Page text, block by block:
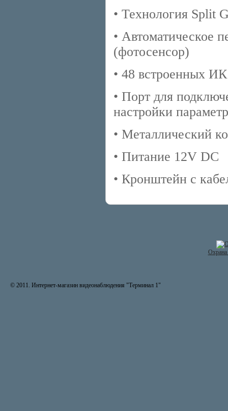
• Технология Split
• Автоматическое
(фотосенсор)
• 48 встроенных
• Порт для
настройки
• Металлический
• Питание 12V DC
• Кронштейн с
© 2011. Интернет-магазин видеонаблюдения "Терминал 1"